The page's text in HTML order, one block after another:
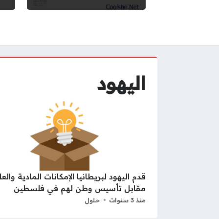
اليهود
قدم اليهود لبريطانيا الإمكانات المادية
مقابل تأسيس وطن لهم في فلسطين
منذ 3 سنوات حلول